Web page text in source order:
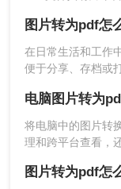
(https://
助你将图片转换成
图片转为pdf怎
在日常生活和工作
便于分享、存档或
式。那么图片转为
图片转换为PDF的
电脑图片转为
将电脑中的图片转
理和跨平台查看，
为PDF的方法，帮
图片转为pdf怎